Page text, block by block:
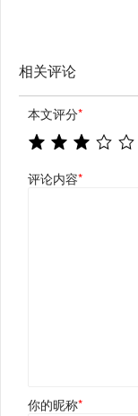
相关评论
本文评分*
评论内容*
你的昵称*